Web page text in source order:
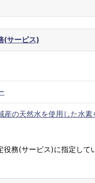
(サービス)
産の天然水を使用した水素
役務(サービス)に指定して